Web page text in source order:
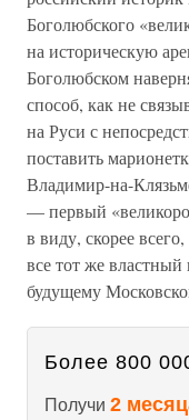
Боголюбского
на историческую
Боголюбском
способ, как не
на Руси с
поставить
Владимир-на-
— первый
в виду, скорее
все тот же
будущему
Более 800
Получи 2